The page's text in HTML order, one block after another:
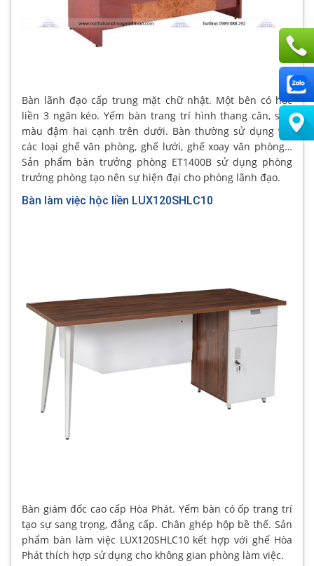
Bàn lãnh đạo cấp trung mặt chữ nhật. Một bên có hộc
liền 3 ngăn kéo. Yếm bàn trang trí hình thang cân, sơn
màu đậm hai cạnh trên dưới. Bàn thường sử dụng với
các loại ghế văn phòng, ghế lưới, ghế xoay văn phòng…
Sản phẩm bàn trưởng phòng ET1400B sử dụng phòng
trưởng phòng tạo nên sự hiện đại cho phòng lãnh đạo.
Bàn làm việc hộc liền LUX120SHLC10
Bàn giám đốc cao cấp Hòa Phát. Yếm bàn có ốp trang trí
tạo sự sang trọng, đẳng cấp. Chân ghép hộp bề thế. Sản
phẩm bàn làm việc LUX120SHLC10 kết hợp với ghế Hòa
Phát thích hợp sử dụng cho không gian phòng làm việc.